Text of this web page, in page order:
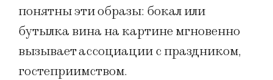
понятны эти образы: бокал или
бутылка вина на картине мгновенно
вызывает ассоциации с праздником,
гостеприимством.